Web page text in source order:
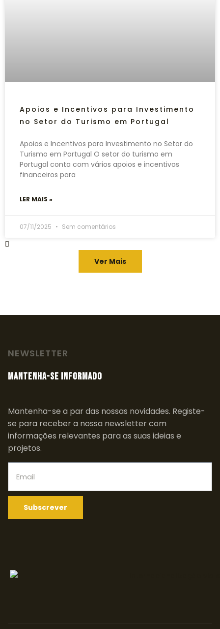
Apoios e Incentivos para Investimento
no Setor do Turismo em Portugal
Apoios e Incentivos para Investimento no Setor do
Turismo em Portugal O setor do turismo em
Portugal conta com vários apoios e incentivos
financeiros para
LER MAIS »
07/11/2025 Sem comentários
Ver Mais
NEWSLETTER
MANTENHA-SE INFORMADO
Mantenha-se a par das nossas novidades. Registe-
se para receber a nossa newsletter com
informações relevantes para as suas ideias e
projetos.
Subscrever